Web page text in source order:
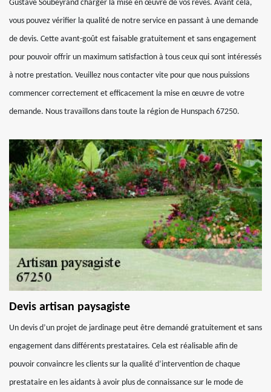
Gustave Soubeyrand charger la mise en œuvre de vos rêves. Avant cela,
vous pouvez vérifier la qualité de notre service en passant à une demande
de devis. Cette avant-goût est faisable gratuitement et sans engagement
pour pouvoir offrir un maximum satisfaction à tous ceux qui sont intéressés
à notre prestation. Veuillez nous contacter vite pour que nous puissions
commencer correctement et efficacement la mise en œuvre de votre
demande. Nous travaillons dans toute la région de Hunspach 67250.
Devis artisan paysagiste
Un devis d’un projet de jardinage peut être demandé gratuitement et sans
engagement dans différents prestataires. Cela est réalisable afin de
pouvoir convaincre les clients sur la qualité d’intervention de chaque
prestataire en les aidants à avoir plus de connaissance sur le mode de